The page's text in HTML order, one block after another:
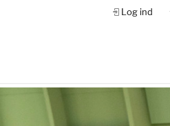
Log ind